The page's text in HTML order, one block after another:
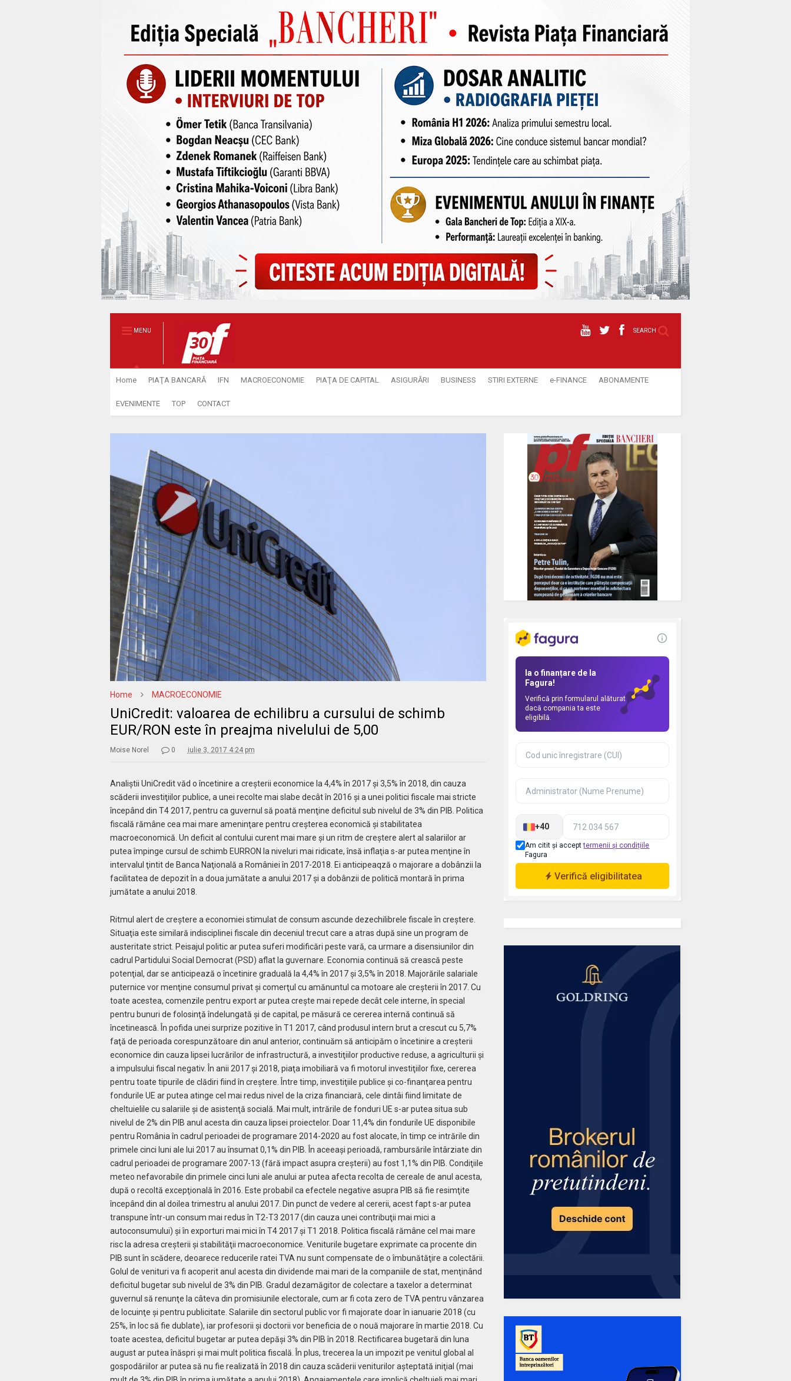
MENU SEARCH
Home PIAŢA BANCARĂ IFN MACROECONOMIE PIAŢA DE CAPITAL ASIGURĂRI BUSINESS STIRI EXTERNE e-FINANCE ABONAMENTE
EVENIMENTE TOP CONTACT
Home MACROECONOMIE
UniCredit: valoarea de echilibru a cursului de schimb
EUR/RON este în preajma nivelului de 5,00
Moise Norel 0 iulie 3, 2017 4:24 pm
Analiştii UniCredit văd o încetinire a creşterii economice la 4,4% în 2017 şi 3,5% în 2018, din cauza
scăderii investiţiilor publice, a unei recolte mai slabe decât în 2016 şi a unei politici fiscale mai stricte
începând din T4 2017, pentru ca guvernul să poată menţine deficitul sub nivelul de 3% din PIB. Politica
fiscală rămâne cea mai mare ameninţare pentru creşterea economică şi stabilitatea
macroeconomică. Un deficit al contului curent mai mare şi un ritm de creştere alert al salariilor ar
putea împinge cursul de schimb EURRON la niveluri mai ridicate, însă inflaţia s-ar putea menţine în
intervalul ţintit de Banca Naţională a României în 2017-2018. Ei anticipeaqză o majorare a dobânzii la
facilitatea de depozit în a doua jumătate a anului 2017 şi a dobânzii de politică montară în prima
jumătate a anului 2018.
Ritmul alert de creştere a economiei stimulat de consum ascunde dezechilibrele fiscale în creştere.
Situaţia este similară indisciplinei fiscale din deceniul trecut care a atras după sine un program de
austeritate strict. Peisajul politic ar putea suferi modificări peste vară, ca urmare a disensiunilor din
cadrul Partidului Social Democrat (PSD) aflat la guvernare. Economia continuă să crească peste
potenţial, dar se anticipează o încetinire graduală la 4,4% în 2017 şi 3,5% în 2018. Majorările salariale
puternice vor menţine consumul privat şi comerţul cu amănuntul ca motoare ale creşterii în 2017. Cu
toate acestea, comenzile pentru export ar putea creşte mai repede decât cele interne, în special
pentru bunuri de folosinţă îndelungată şi de capital, pe măsură ce cererea internă continuă să
încetinească. În pofida unei surprize pozitive în T1 2017, când produsul intern brut a crescut cu 5,7%
faţă de perioada corespunzătoare din anul anterior, continuăm să anticipăm o încetinire a creşterii
economice din cauza lipsei lucrărilor de infrastructură, a investiţiilor productive reduse, a agriculturii şi
a impulsului fiscal negativ. În anii 2017 şi 2018, piaţa imobiliară va fi motorul investiţiilor fixe, cererea
pentru toate tipurile de clădiri fiind în creştere. Între timp, investiţiile publice şi co-finanţarea pentru
fondurile UE ar putea atinge cel mai redus nivel de la criza financiară, cele dintâi fiind limitate de
cheltuielile cu salariile şi de asistenţă socială. Mai mult, intrările de fonduri UE s-ar putea situa sub
nivelul de 2% din PIB anul acesta din cauza lipsei proiectelor. Doar 11,4% din fondurile UE disponibile
pentru România în cadrul perioadei de programare 2014-2020 au fost alocate, în timp ce intrările din
primele cinci luni ale lui 2017 au însumat 0,1% din PIB. În aceeaşi perioadă, rambursările întârziate din
cadrul perioadei de programare 2007-13 (fără impact asupra creşterii) au fost 1,1% din PIB. Condiţiile
meteo nefavorabile din primele cinci luni ale anului ar putea afecta recolta de cereale de anul acesta,
după o recoltă excepţională în 2016. Este probabil ca efectele negative asupra PIB să fie resimţite
începând din al doilea trimestru al anului 2017. Din punct de vedere al cererii, acest fapt s-ar putea
transpune într-un consum mai redus în T2-T3 2017 (din cauza unei contribuţii mai mici a
autoconsumului) şi în exporturi mai mici în T4 2017 şi T1 2018. Politica fiscală rămâne cel mai mare
risc la adresa creşterii şi stabilităţii macroeconomice. Veniturile bugetare exprimate ca procente din
PIB sunt în scădere, deoarece reducerile ratei TVA nu sunt compensate de o îmbunătăţire a colectării.
Golul de venituri va fi acoperit anul acesta din dividende mai mari de la companiile de stat, menţinând
deficitul bugetar sub nivelul de 3% din PIB. Gradul dezamăgitor de colectare a taxelor a determinat
guvernul să renunţe la câteva din promisiunile electorale, cum ar fi cota zero de TVA pentru vânzarea
de locuinţe şi pentru publicitate. Salariile din sectorul public vor fi majorate doar în ianuarie 2018 (cu
25%, în loc să fie dublate), iar profesorii şi doctorii vor beneficia de o nouă majorare în martie 2018. Cu
toate acestea, deficitul bugetar ar putea depăşi 3% din PIB în 2018. Rectificarea bugetară din luna
august ar putea înăspri şi mai mult politica fiscală. În plus, trecerea la un impozit pe venitul global al
gospodăriilor ar putea să nu fie realizată în 2018 din cauza scăderii veniturilor aşteptată iniţial (mai